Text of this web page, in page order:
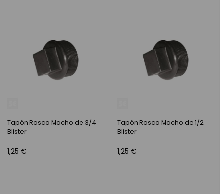
Tapón Rosca Macho de 3/4
Blister
1,25 €
Tapón Rosca Macho de 1/2
Blister
1,25 €